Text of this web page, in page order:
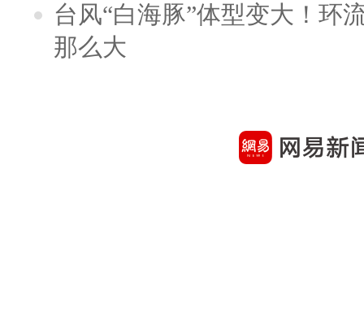
台风“白海豚”体型变大！环
那么大